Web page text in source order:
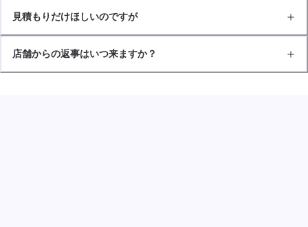
見積もりだけほしいのですが
店舗からの返事はいつ来ますか？